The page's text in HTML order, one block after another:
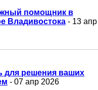
помощник в
Владивостока - 13 апр
решения ваших
- 07 апр 2026